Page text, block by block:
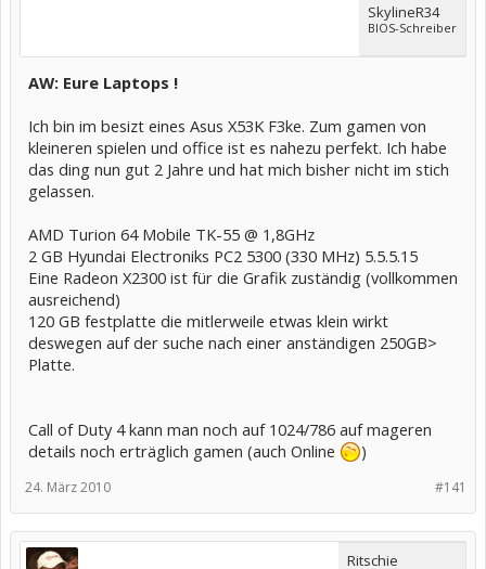
SkylineR34
BIOS-Schreiber
AW: Eure Laptops !
Ich bin im besizt eines Asus X53K F3ke. Zum gamen von
kleineren spielen und office ist es nahezu perfekt. Ich habe
das ding nun gut 2 Jahre und hat mich bisher nicht im stich
gelassen.
AMD Turion 64 Mobile TK-55 @ 1,8GHz
2 GB Hyundai Electroniks PC2 5300 (330 MHz) 5.5.5.15
Eine Radeon X2300 ist für die Grafik zuständig (vollkommen
ausreichend)
120 GB festplatte die mitlerweile etwas klein wirkt
deswegen auf der suche nach einer anständigen 250GB>
Platte.
Call of Duty 4 kann man noch auf 1024/786 auf mageren
details noch erträglich gamen (auch Online
)
#141
24. März 2010
Ritschie